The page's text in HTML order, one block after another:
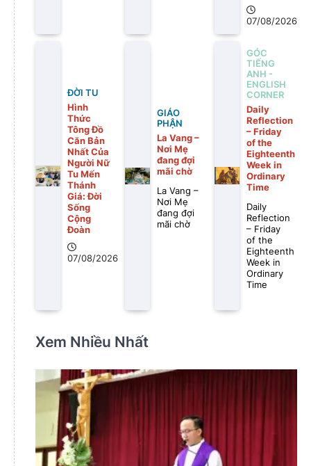
07/08/2026
ĐỜI TU
Hình
Thức
Tông Đồ
Căn Bản
Nhất Của
Người Nữ
Tu Mến
Thánh
Giá: Đời
Sống
Cộng
Đoàn
07/08/2026
GIÁO
PHẬN
La Vang –
Nơi Mẹ
đang đợi
mãi chờ
La Vang –
Nơi Mẹ
đang đợi
mãi chờ
GÓC
TIẾNG
ANH -
ENGLISH
CORNER
Daily
Reflection
– Friday
of the
Eighteenth
Week in
Ordinary
Time
Daily
Reflection
– Friday
of the
Eighteenth
Week in
Ordinary
Time
Xem Nhiều Nhất